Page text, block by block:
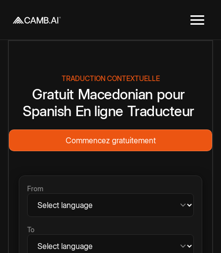
TRADUCTION CONTEXTUELLE
Gratuit Macedonian pour
Spanish En ligne Traducteur
Commencez gratuitement
From
To